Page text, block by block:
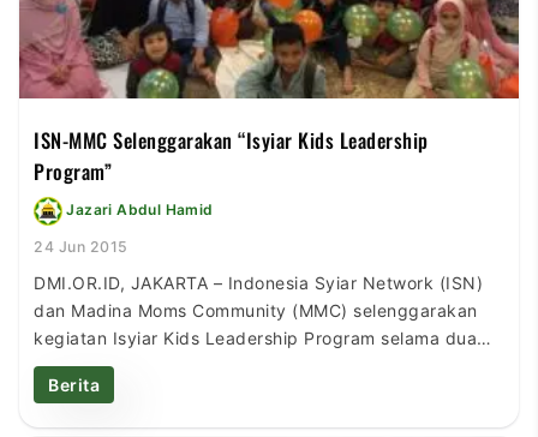
ISN-MMC Selenggarakan “Isyiar Kids Leadership
Program”
Jazari Abdul Hamid
24 Jun 2015
DMI.OR.ID, JAKARTA – Indonesia Syiar Network (ISN)
dan Madina Moms Community (MMC) selenggarakan
kegiatan Isyiar Kids Leadership Program selama dua
hari, Selasa (23/6) hingga Rabu (24/6), bertepatan
dengan bulan Ramadhan 1436 Hijriah di Hotel Best
Berita